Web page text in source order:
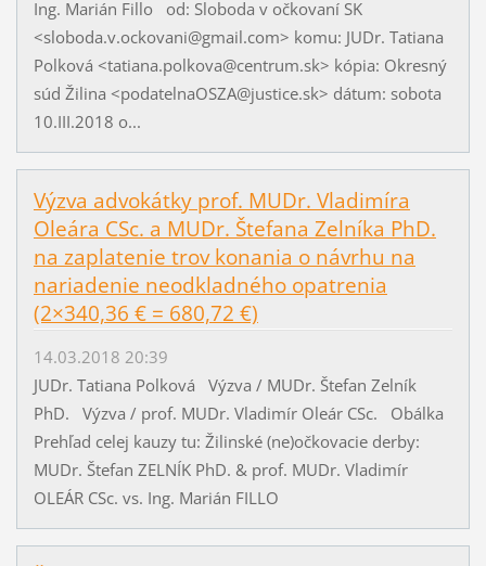
Ing. Marián Fillo od: Sloboda v očkovaní SK
<sloboda.v.ockovani@gmail.com> komu: JUDr. Tatiana
Polková <tatiana.polkova@centrum.sk> kópia: Okresný
súd Žilina <podatelnaOSZA@justice.sk> dátum: sobota
10.III.2018 o...
Výzva advokátky prof. MUDr. Vladimíra
Oleára CSc. a MUDr. Štefana Zelníka PhD.
na zaplatenie trov konania o návrhu na
nariadenie neodkladného opatrenia
(2×340,36 € = 680,72 €)
14.03.2018 20:39
JUDr. Tatiana Polková Výzva / MUDr. Štefan Zelník
PhD. Výzva / prof. MUDr. Vladimír Oleár CSc. Obálka
Prehľad celej kauzy tu: Žilinské (ne)očkovacie derby:
MUDr. Štefan ZELNÍK PhD. & prof. MUDr. Vladimír
OLEÁR CSc. vs. Ing. Marián FILLO